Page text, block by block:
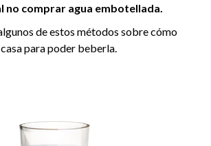
no comprar agua embotellada.
de estos métodos sobre cómo
para poder beberla.